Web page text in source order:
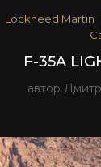
Lockheed Martin
F-35A
автор